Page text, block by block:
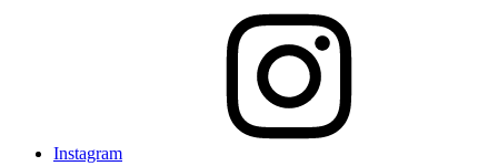
Instagram